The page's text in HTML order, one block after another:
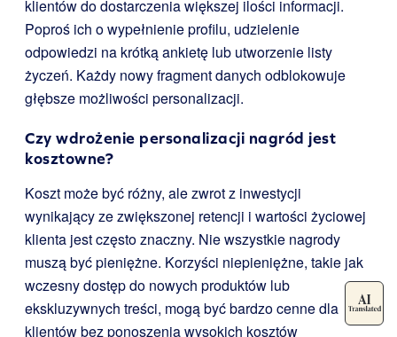
klientów do dostarczenia większej ilości informacji.
Poproś ich o wypełnienie profilu, udzielenie
odpowiedzi na krótką ankietę lub utworzenie listy
życzeń. Każdy nowy fragment danych odblokowuje
głębsze możliwości personalizacji.
Czy wdrożenie personalizacji nagród jest
kosztowne?
Koszt może być różny, ale zwrot z inwestycji
wynikający ze zwiększonej retencji i wartości życiowej
klienta jest często znaczny. Nie wszystkie nagrody
muszą być pieniężne. Korzyści niepieniężne, takie jak
wczesny dostęp do nowych produktów lub
ekskluzywnych treści, mogą być bardzo cenne dla
klientów bez ponoszenia wysokich kosztów